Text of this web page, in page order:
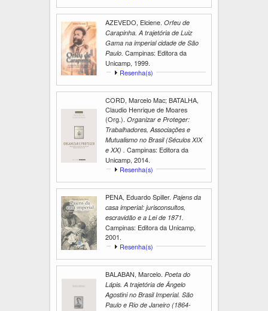
i
b
i
r
AZEVEDO, Elciene. Orfeu de
Carapinha. A trajetória de Luiz
Gama na imperial cidade de São
Paulo. Campinas: Editora da
Unicamp, 1999.
E
i
b
i
r
Resenha(s)
CORD, Marcelo Mac; BATALHA,
Claudio Henrique de Moares
(Org.). Organizar e Proteger:
Trabalhadores, Associações e
Mutualismo no Brasil (Séculos XIX
e XX) .
Campinas: Editora da
Unicamp, 2014.
E
i
b
i
r
Resenha(s)
PENA, Eduardo Spiller. Pajens da
casa imperial: jurisconsultos,
escravidão e a Lei de 1871.
Campinas: Editora da Unicamp,
2001.
E
i
b
i
r
Resenha(s)
BALABAN, Marcelo. Poeta do
Lápis. A trajetória de Ângelo
Agostini no Brasil Imperial. São
Paulo e Rio de Janeiro (1864-